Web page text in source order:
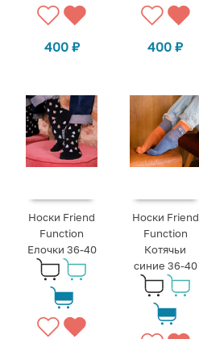
400 ₽ 400₽
Носки Friend
Function
Елочки 36-40
Носки Friend
Function
Котячьи
синие 36-40